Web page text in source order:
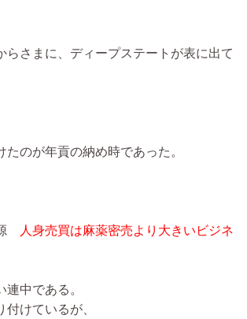
らさまに、ディープステートが表に出て
たのが年貢の納め時であった。
人身売買は麻薬密売より大きいビジネ
連中である。
けているが、